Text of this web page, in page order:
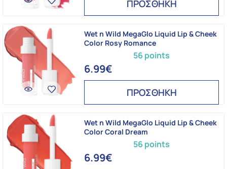
ΠΡΟΣΘΗΚΗ
56 points
Wet n Wild MegaGlo Liquid Lip & Cheek
Color Rosy Romance
6.99€
ΠΡΟΣΘΗΚΗ
56 points
Wet n Wild MegaGlo Liquid Lip & Cheek
Color Coral Dream
6.99€